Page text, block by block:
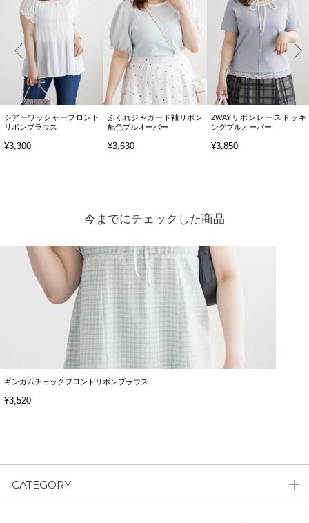
シアーワッシャーフロント
リボンブラウス
¥3,300
ふくれジャガード袖リボン
配色プルオーバー
¥3,630
2WAYリボンレースドッキ
ングプルオーバー
¥3,850
今までにチェックした商品
ギンガムチェックフロントリボンブラウス
¥3,520
CATEGORY